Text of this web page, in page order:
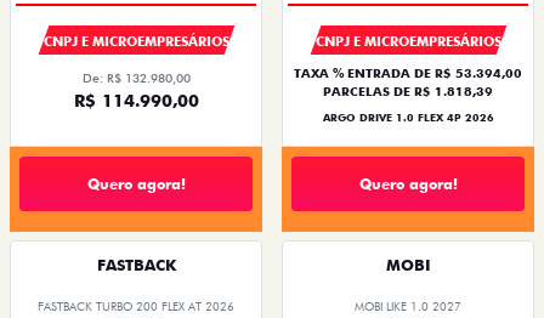
CNPJ E MICROEMPRESÁRIOS
De: R$ 132.980,00
R$ 114.990,00
Quero agora!
CNPJ E MICROEMPRESÁRIOS
TAXA % ENTRADA DE R$ 53.394,00
PARCELAS DE R$ 1.818,39
ARGO DRIVE 1.0 FLEX 4P 2026
Quero agora!
FASTBACK
FASTBACK TURBO 200 FLEX AT 2026
MOBI
MOBI LIKE 1.0 2027